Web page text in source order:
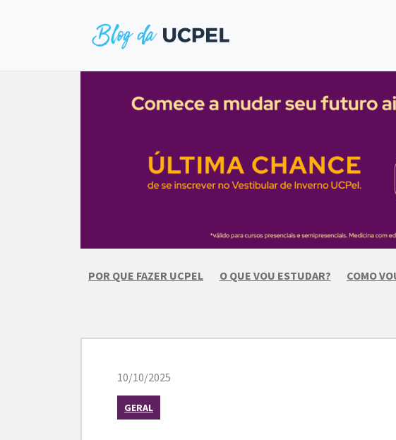
POR QUE FAZER UCPEL O QUE VOU ESTUDAR? COMO
10/10/2025
GERAL